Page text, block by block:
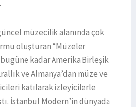
müzecilik alanında çok
oluşturan “Müzeler
kadar Amerika Birleşik
ve Almanya’dan müze ve
katılarak izleyicilerle
İstanbul Modern’in dünyada